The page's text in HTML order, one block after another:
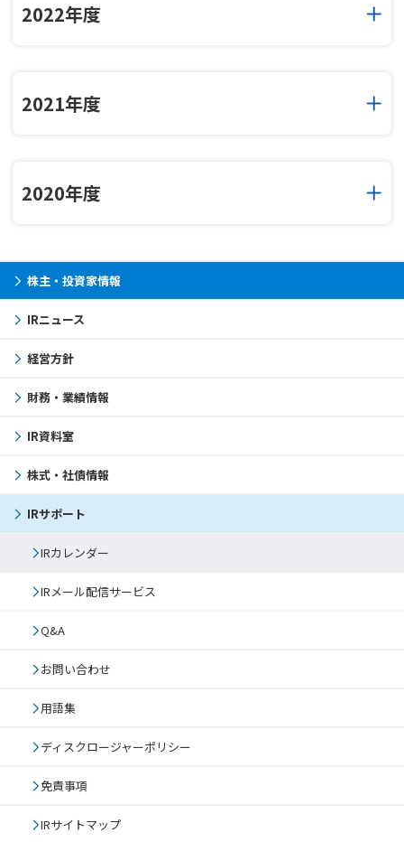
2022年度
2021年度
2020年度
株主・投資家情報
IRニュース
経営方針
財務・業績情報
IR資料室
株式・社債情報
IRサポート
IRカレンダー
IRメール配信サービス
Q&A
お問い合わせ
用語集
ディスクロージャーポリシー
免責事項
IRサイトマップ